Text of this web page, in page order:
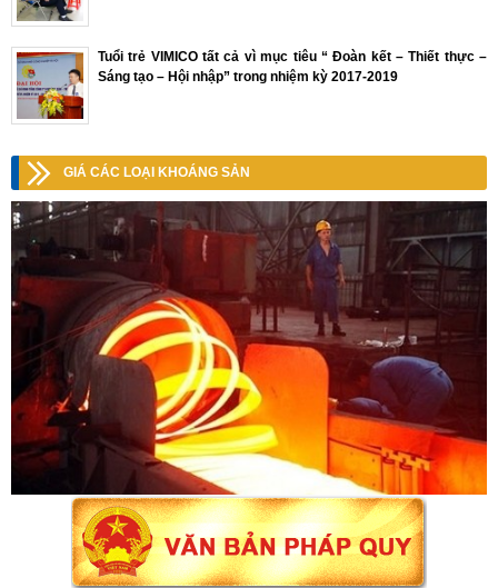
Tuổi trẻ VIMICO tất cả vì mục tiêu “ Đoàn kết – Thiết thực –
Sáng tạo – Hội nhập” trong nhiệm kỳ 2017-2019
GIÁ CÁC LOẠI KHOÁNG SẢN